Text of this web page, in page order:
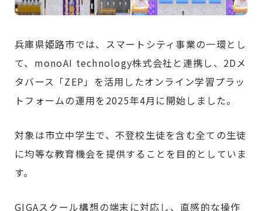
兵庫県姫路市では、スマートシティ事業の一環とし
て、monoAI technology株式会社と連携し、2Dメ
タバース「ZEP」を活用したオンライン学習プラッ
トフォームの運用を2025年4月に開始しました。
対象は市立中学生で、不登校生徒を含む全ての生徒
に均等な教育機会を提供することを目的としていま
す。
GIGAスクール構想の端末に対応し、直感的な操作